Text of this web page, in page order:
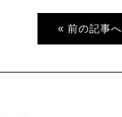
« 前の記事へ